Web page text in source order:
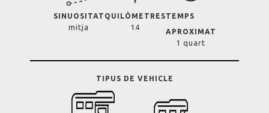
SINUOSITAT
mitja
QUILÒMETRES
14
TEMPS
APROXIMAT
1 quart
TIPUS DE VEHICLE